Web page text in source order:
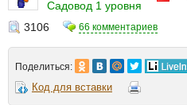
Садовод 1 уровня
3106 66 комментариев
Поделиться:
Код для вставки